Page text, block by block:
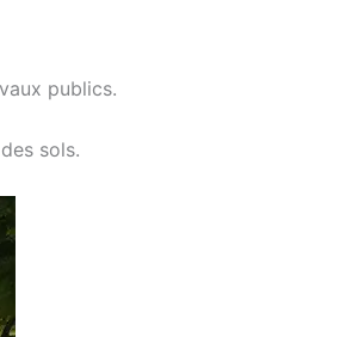
publics.
des sols.